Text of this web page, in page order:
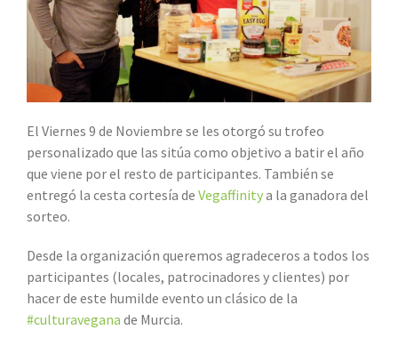
El Viernes 9 de Noviembre se les otorgó su trofeo
personalizado que las sitúa como objetivo a batir el año
que viene por el resto de participantes. También se
entregó la cesta cortesía de Vegaffinitya la ganadora del
sorteo.
Desde la organización queremos agradeceros a todos los
participantes (locales, patrocinadores y clientes) por
hacer de este humilde evento un clásico de la
#culturavegana de Murcia.